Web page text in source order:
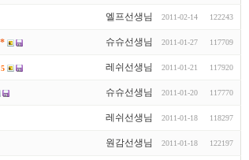
엘프선생님 2011-02-14 122243
슈슈선생님 2011-01-27 117709
5 레쉬선생님 2011-01-21 117920
슈슈선생님 2011-01-20 117770
레쉬선생님 2011-01-18 118297
원감선생님 2011-01-18 122197